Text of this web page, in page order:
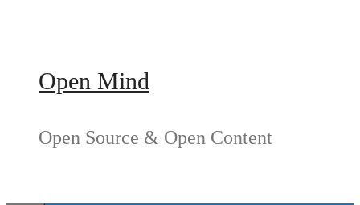
Open Mind
Open Source & Open Content